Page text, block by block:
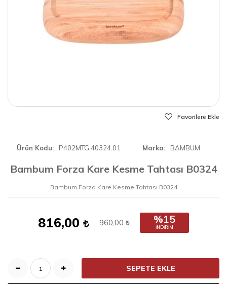
Favorilere Ekle
Ürün Kodu P402MTG.40324.01 Marka BAMBUM
Bambum Forza Kare Kesme Tahtası B0324
Bambum Forza Kare Kesme Tahtası B0324
816,00 960,00 %15
İNDIRIM
SEPETE EKLE